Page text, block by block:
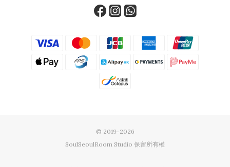
© 2019-2026
SoulSeoulRoom Studio 保留所有權